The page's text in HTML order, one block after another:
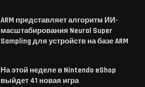
ARM представляет алгоритм ИИ-
масштабирования Neural Super
Sampling для устройств на базе ARM
На этой неделе в Nintendo eShop
выйдет 41 новая игра